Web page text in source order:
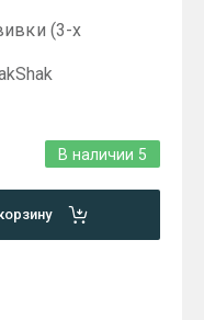
(3-х
В наличии 5